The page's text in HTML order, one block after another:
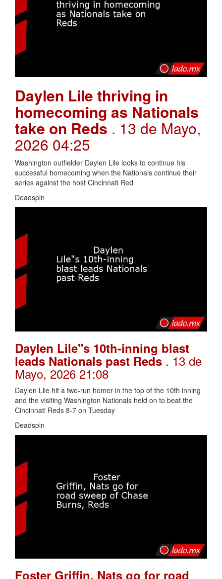
Daylen Lile thriving in
homecoming as Nationals
take on Reds . 13 de Mayo,
2026 04:25
Washington outfielder Daylen Lile looks to continue his
successful homecoming when the Nationals continue their
series against the host Cincinnati Red
Deadspin
Daylen Lile"s 10th-inning blast
leads Nationals past Reds . 13 de
Mayo, 2026 21:08
Daylen Lile hit a two-run homer in the top of the 10th inning
and the visiting Washington Nationals held on to beat the
Cincinnati Reds 8-7 on Tuesday
Deadspin
Foster Griffin, Nats go for road